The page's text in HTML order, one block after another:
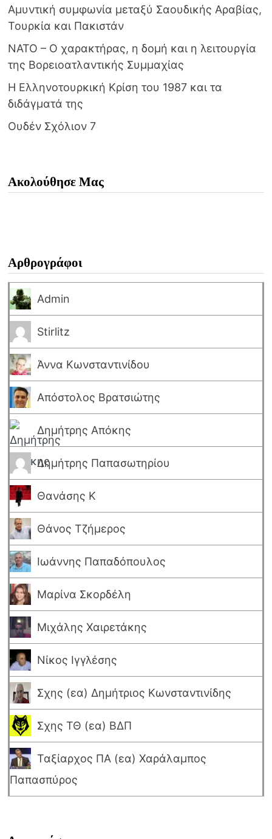
Αμυντική συμφωνία μεταξύ Σαουδικής Αραβίας,
Τουρκία και Πακιστάν
NATO – Ο χαρακτήρας, η δομή και η λειτουργία
της Βορειοατλαντικής Συμμαχίας
Η Ελληνοτουρκική Κρίση του 1987 και τα
διδάγματά της
Ουδέν Σχόλιον 7
Ακολούθησε Μας
Αρθρογράφοι
Admin
Stirlitz
Άννα Κωνσταντινίδου
Απόστολος Βρατσιώτης
Δημήτρης Απόκης
Δημήτρης Παπασωτηρίου
Θανάσης Κ
Θάνος Τζήμερος
Ιωάννης Παπαδόπουλος
Μαρίνα Σκορδέλη
Μιχάλης Χαιρετάκης
Νίκος Ιγγλέσης
Σχης (εα) Δημήτριος Κωνσταντινίδης
Σχης ΤΘ (εα) ΒΔΠ
Ταξίαρχος ΠΑ (εα) Χαράλαμπος
Παπασπύρος